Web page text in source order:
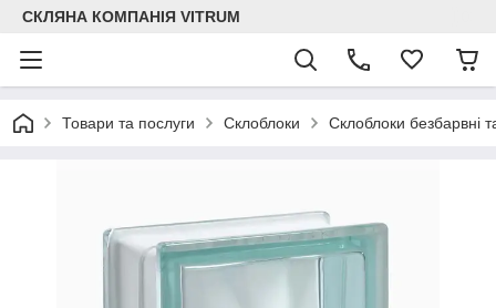
СКЛЯНА КОМПАНІЯ VITRUM
Товари та послуги Склоблоки Склоблоки безбарвні